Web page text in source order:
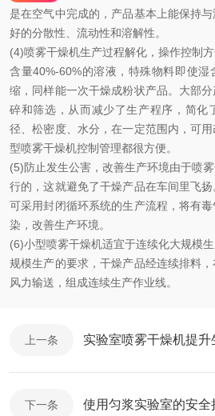
是在空气中完成的，产品基本上能保持
好的分散性、流动性和溶解性。
(4)喷雾干燥机生产过程解化，操作控制
含量40%-60%的溶液，特殊物料即使湿
缩，同样能一次干燥成粉状产品。大部
碎和筛选，从而减少了生产程序，简化
径、松密度、水分，在一定范围内，可
型喷雾干燥机控制管理都很方便。
(5)防止发生公害，改善生产环境由于喷
行的，这就避免了干燥产品在车间里飞
可采用封闭循环系统的生产流程，将有
染，改善生产环境。
(6)小型喷雾干燥机适宜于连续化大规模
规模生产的要求，干燥产品经连续排料
风力输送，组成连续生产作业线。
上一条 实验室喷雾干燥机提升
下一条 使用匀浆实验室的安全